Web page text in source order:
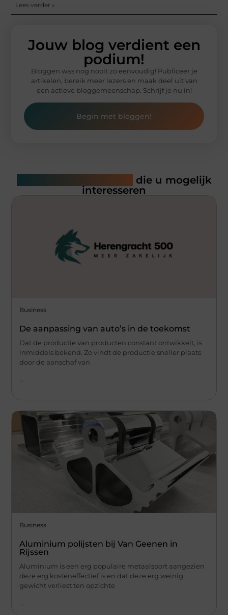
Lees verder »
Jouw blog verdient een
podium!
Bloggen was nog nooit zo eenvoudig! Publiceer je
artikelen, bereik meer lezers en maak deel uit van
een actieve bloggemeenschap. Schrijf je nu in!
Begin met bloggen!
die u mogelijk
interesseren
Business
De aanpassing van auto’s in de toekomst
Dat de productie van producten constant ontwikkelt, is
inmiddels bekend. Zo vindt de productie sneller plaats
door de aanschaf van
...
Business
Aluminium polijsten bij Van Geenen in
Rijssen
Aluminium is een erg populaire metaalsoort aangezien
deze erg kosteneffectief is en dat deze erg weinig
gewicht verliest ten opzichte